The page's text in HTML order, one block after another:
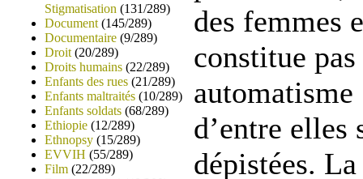
Stigmatisation (131/289)
Document (145/289)
Documentaire (9/289)
Droit (20/289)
Droits humains (22/289)
Enfants des rues (21/289)
Enfants maltraités (10/289)
Enfants soldats (68/289)
Ethiopie (12/289)
Ethnopsy (15/289)
EVVIH (55/289)
Film (22/289)
des femmes
constitue
d’entre elles
dépistées.